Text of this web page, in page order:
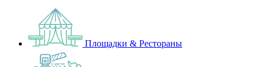
Площадки & Рестораны